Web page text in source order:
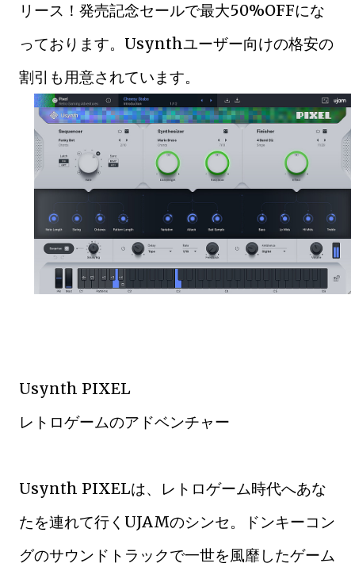
リース！発売記念セールで最大50%OFFにな
っております。Usynthユーザー向けの格安の
割引も用意されています。
Usynth PIXEL
レトロゲームのアドベンチャー
Usynth PIXELは、レトロゲーム時代へあな
たを連れて行くUJAMのシンセ。ドンキーコン
グのサウンドトラックで一世を風靡したゲーム